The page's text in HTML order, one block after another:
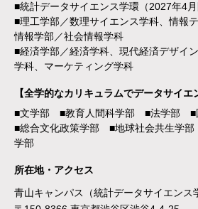
■統計データサイエンス学環（2027年4月
■理工学部／数理サイエンス学科、情報
情報学部／社会情報学科
■経済学部／経済学科、現代経済デザイ
学科、マーケティング学科
【全学的なカリキュラムでデータサイエ
■文学部 ■教育人間科学部 ■法学部 ■
■総合文化政策学部 ■地球社会共生学
学部
所在地・アクセス
青山キャンパス（統計データサイエンス